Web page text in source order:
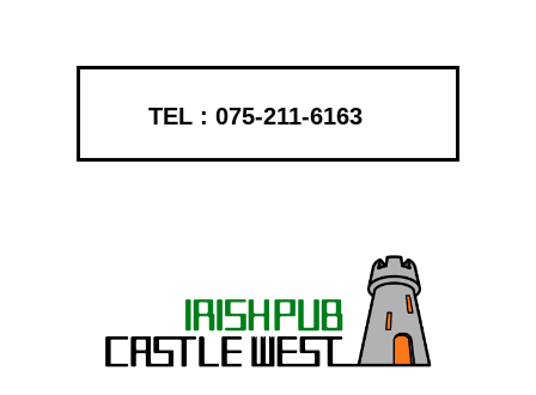
075-211-6163